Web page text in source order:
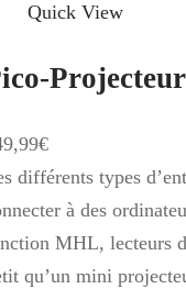
Quick View
€
différents types
à des
MHL, lecteurs
qu’un mini